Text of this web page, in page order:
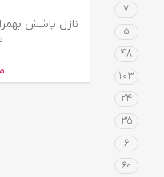
7
5
48
103
24
35
6
60
اطلاعات بیشتر
نازل پاشش